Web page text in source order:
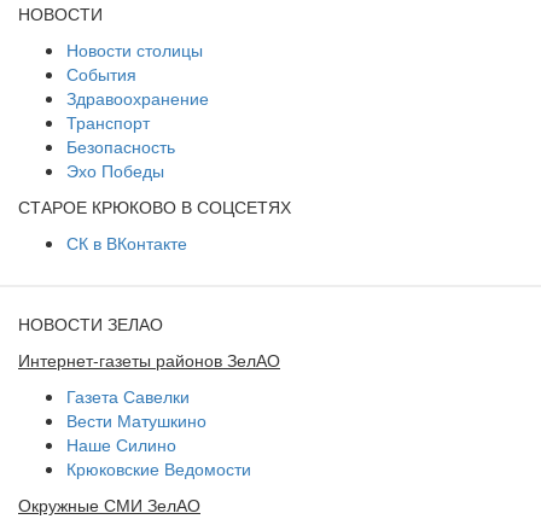
НОВОСТИ
Новости столицы
События
Здравоохранение
Транспорт
Безопасность
Эхо Победы
СТАРОЕ КРЮКОВО В СОЦСЕТЯХ
СК в ВКонтакте
НОВОСТИ ЗЕЛАО
Интернет-газеты районов ЗелАО
Газета Савелки
Вести Матушкино
Наше Силино
Крюковские Ведомости
Окружные СМИ ЗелАО